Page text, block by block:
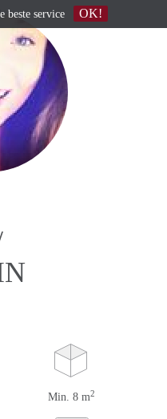
Min. 8 m2
beste service OK!